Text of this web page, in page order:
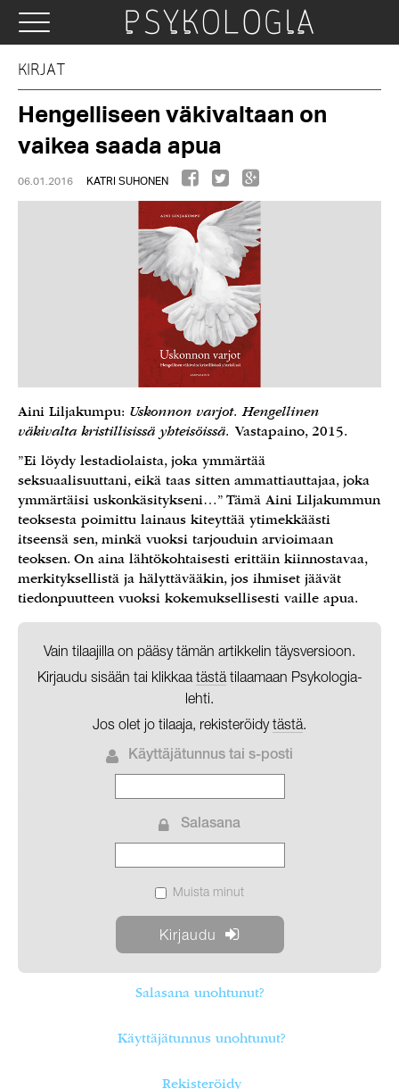
KIRJAT
Hengelliseen väkivaltaan on
vaikea saada apua
06.01.2016 KATRI SUHONEN
Aini Liljakumpu: Uskonnon varjot. Hengellinen
väkivalta kristillisissä yhteisöissä. Vastapaino, 2015.
”Ei löydy lestadiolaista, joka ymmärtää
seksuaalisuuttani, eikä taas sitten ammattiauttajaa, joka
ymmärtäisi uskonkäsitykseni…” Tämä Aini Liljakummun
teoksesta poimittu lainaus kiteyttää ytimekkäästi
itseensä sen, minkä vuoksi tarjouduin arvioimaan
teoksen. On aina lähtökohtaisesti erittäin kiinnostavaa,
merkityksellistä ja hälyttävääkin, jos ihmiset jäävät
tiedonpuutteen vuoksi kokemuksellisesti vaille apua.
Vain tilaajilla on pääsy tämän artikkelin täysversioon.
Kirjaudu sisään tai klikkaa tästätilaamaan Psykologia-
lehti.
Jos olet jo tilaaja, rekisteröidytästä.
Käyttäjätunnus tai s-posti
Salasana
Muista minut
Salasana unohtunut?
Käyttäjätunnus unohtunut?
Rekisteröidy